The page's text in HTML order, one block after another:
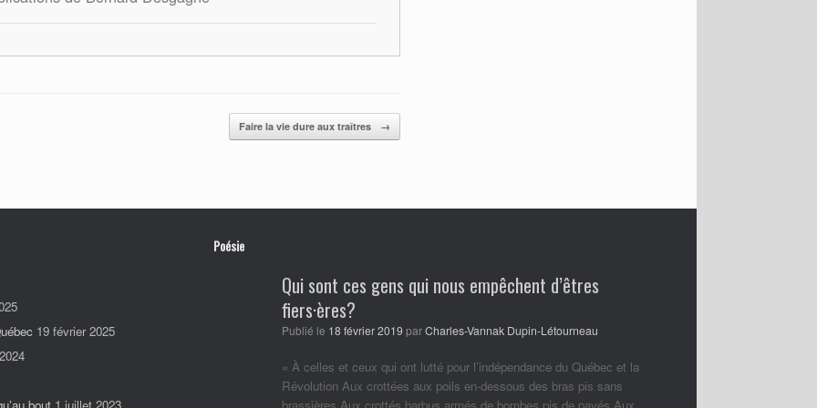
Faire la vie dure aux traîtres →
19 février 2025
bout 1 juillet 2023
Poésie
Qui sont ces gens qui nous empêchent d’êtres
fiers·ères?
Publié le 18 février 2019 parCharles-Vannak Dupin-Létourneau
« À celles et ceux qui ont lutté pour l’indépendance du Québec et la
Révolution Aux crottées aux poils en-dessous des bras pis sans
brassières Aux crottés barbus armés de bombes pis de pavés Aux